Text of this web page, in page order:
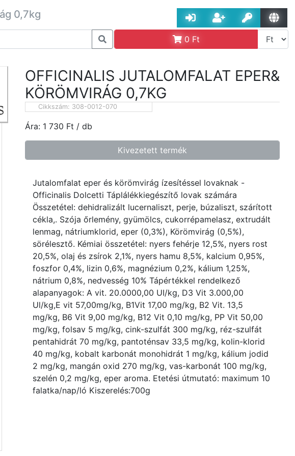
0,7kg
0 Ft
OFFICINALIS JUTALOMFALAT EPER&
KÖRÖMVIRÁG 0,7KG
Cikkszám: 308-0012-070
Ára: 1 730 Ft / db
Kivezetett termék
Jutalomfalat eper és körömvirág ízesítéssel lovaknak -
Officinalis Dolcetti Táplálékkiegészítő lovak számára
Összetétel: dehidralizált lucernaliszt, perje, búzaliszt, szárított
cékla,. Szója őrlemény, gyümölcs, cukorrépamelasz, extrudált
lenmag, nátriumklorid, eper (0,3%), Körömvirág (0,5%),
sörélesztő. Kémiai összetétel: nyers fehérje 12,5%, nyers rost
20,5%, olaj és zsírok 2,1%, nyers hamu 8,5%, kalcium 0,95%,
foszfor 0,4%, lizin 0,6%, magnézium 0,2%, kálium 1,25%,
nátrium 0,8%, nedvesség 10% Tápértékkel rendelkező
alapanyagok: A vit. 20.0000,00 UI/kg, D3 Vit 3.000,00
Ul/kg,E vit 57,00mg/kg, B1Vit 17,00 mg/kg, B2 Vit. 13,5
mg/kg, B6 Vit 9,00 mg/kg, B12 Vit 0,10 mg/kg, PP Vit 50,00
mg/kg, folsav 5 mg/kg, cink-szulfát 300 mg/kg, réz-szulfát
pentahidrát 70 mg/kg, pantoténsav 33,5 mg/kg, kolin-klorid
40 mg/kg, kobalt karbonát monohidrát 1 mg/kg, kálium jodid
2 mg/kg, mangán oxid 270 mg/kg, vas-karbonát 100 mg/kg,
szelén 0,2 mg/kg, eper aroma. Etetési útmutató: maximum 10
falatka/nap/ló Kiszerelés:700g